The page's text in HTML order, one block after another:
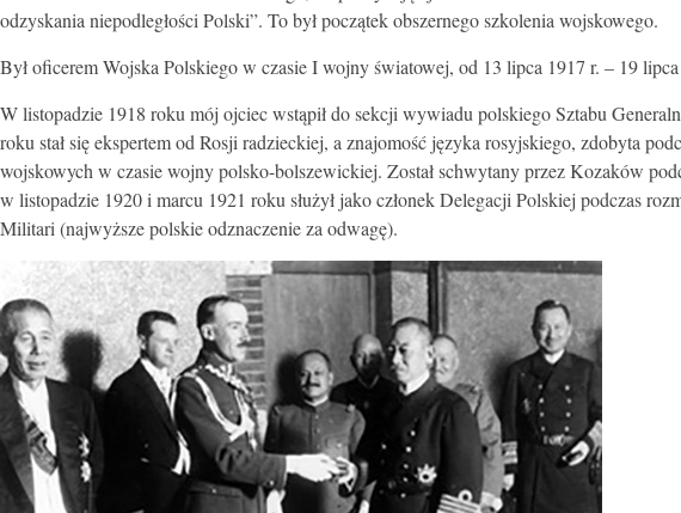
odzyskania niepodległości Polski”. To był początek obszernego szkolenia wojskowego.
Był oficerem Wojska Polskiego w czasie I wojny światowej, od 13 lipca 1917 r. – 19
W listopadzie 1918 roku mój ojciec wstąpił do sekcji wywiadu polskiego Sztabu
roku stał się ekspertem od Rosji radzieckiej, a znajomość języka rosyjskiego, zdobyta
wojskowych w czasie wojny polsko-bolszewickiej. Został schwytany przez Kozaków
w listopadzie 1920 i marcu 1921 roku służył jako członek Delegacji Polskiej podczas
Militari (najwyższe polskie odznaczenie za odwagę).